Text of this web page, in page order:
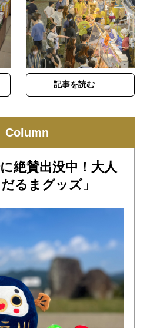
記事を読む
Column
絶賛出没中！大人
るまグッズ」